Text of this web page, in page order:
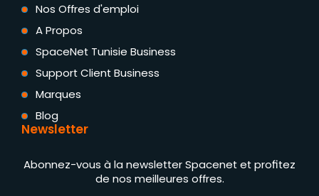
Nos Offres d'emploi
A Propos
SpaceNet Tunisie Business
Support Client Business
Marques
Blog
Newsletter
Abonnez-vous à la newsletter Spacenet et profitez
de nos meilleures offres.